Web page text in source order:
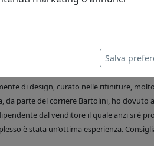
rettangolare Like water, in realtà
di design, curato nelle rifiniture,
da parte del corriere Bartolini, ho
dal venditore il quale anzi si è
è stata un’ottima esperienza.
Salva